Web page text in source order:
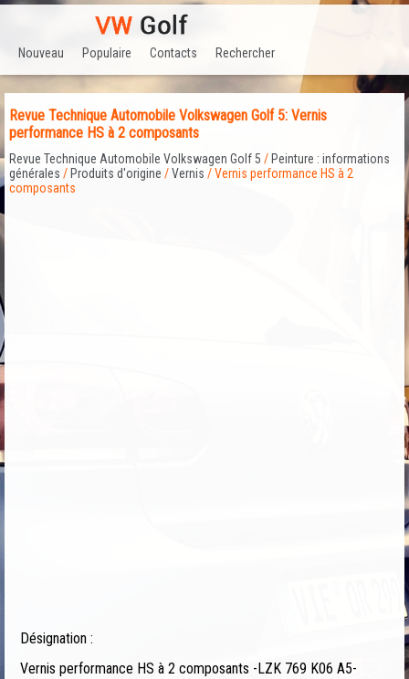
Nouveau Populaire Contacts Rechercher
Revue Technique Automobile Volkswagen Golf 5: Vernis
performance HS à 2 composants
Revue Technique Automobile Volkswagen Golf 5 / Peinture : informations
générales / Produits d'origine /Vernis / Vernis performance HS à 2
composants
Désignation :
Vernis performance HS à 2 composants -LZK 769 K06 A5-